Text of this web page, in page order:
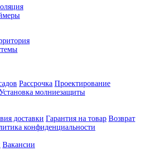
Рассрочка Проектирование
молниезащиты
доставки Гарантия на товар Возврат
конфиденциальности
Вакансии